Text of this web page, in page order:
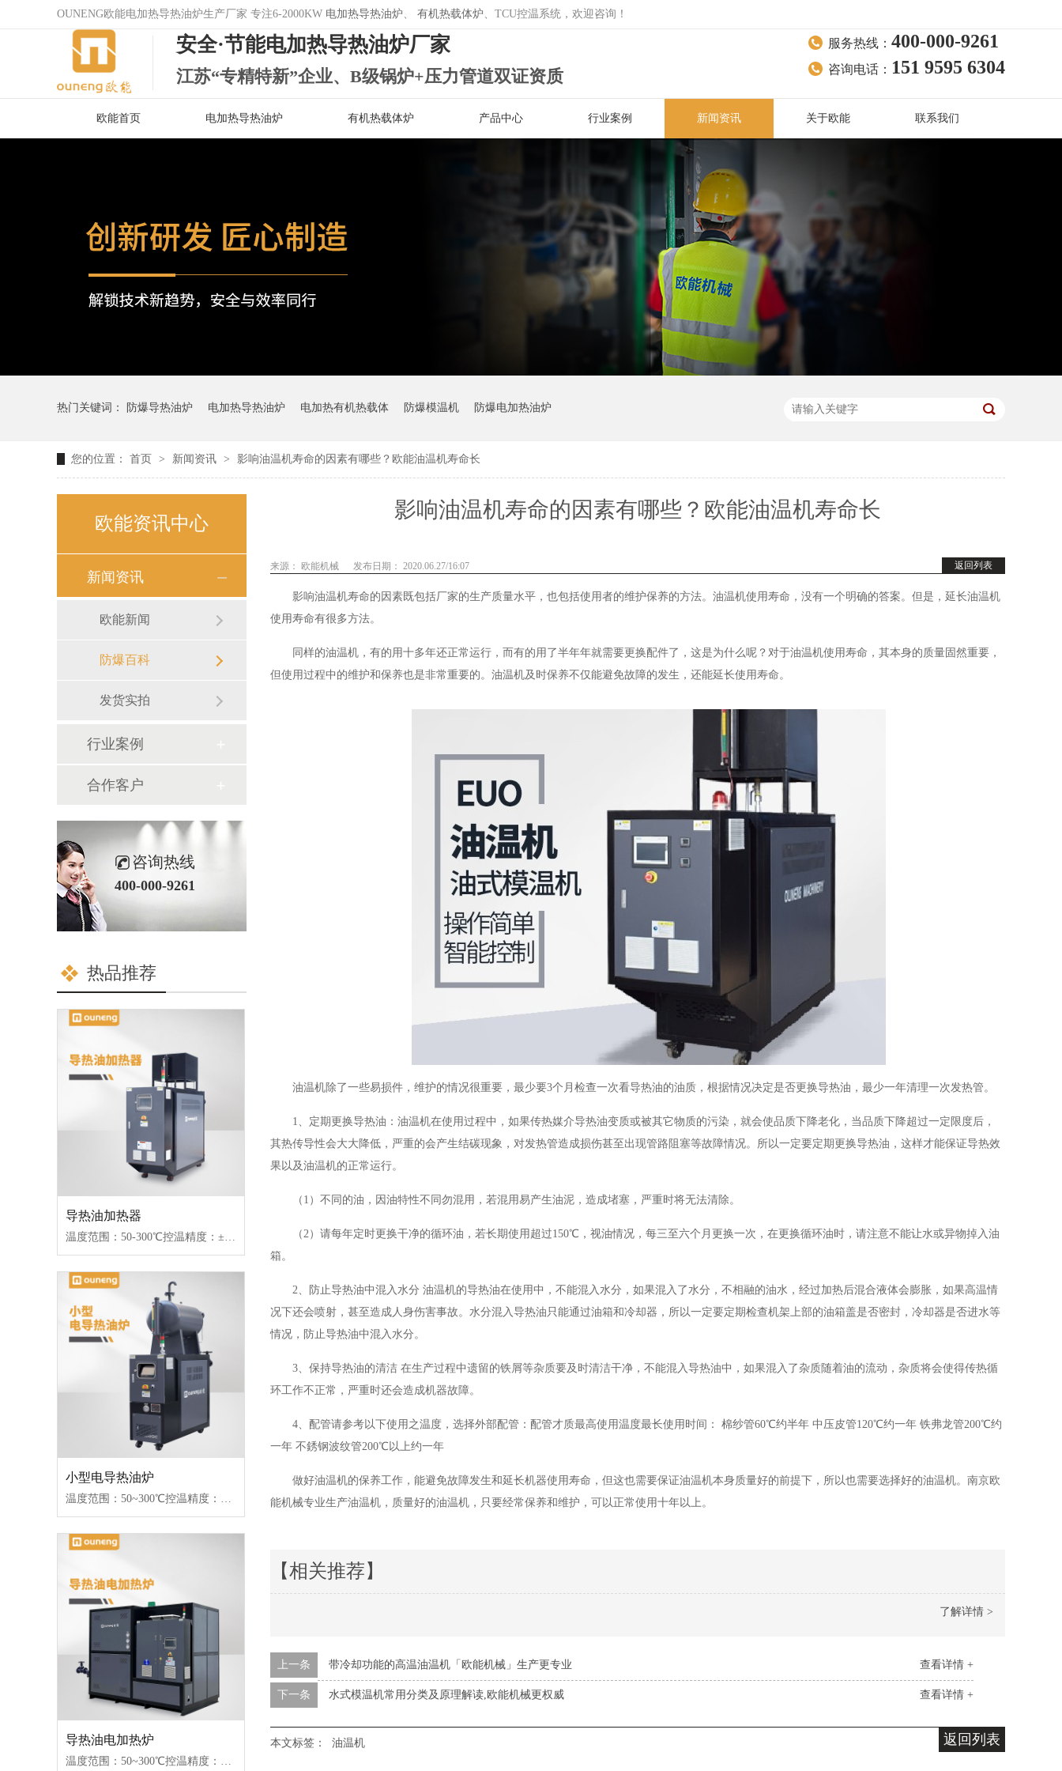
OUNENG欧能电加热导热油炉生产厂家 专注6-2000KW 电加热导热油炉 、 有机热载体炉 、TCU控温系统，欢迎咨询！
安全·节能电加热导热油炉厂家
江苏“专精特新”企业、B级锅炉+压力管道双证资质
服务热线： 400-000-9261
咨询电话： 151 9595 6304
欧能首页 电加热导热油炉 有机热载体炉 产品中心 行业案例 新闻资讯 关于欧能 联系我们
热门关键词： 防爆导热油炉 电加热导热油炉 电加热有机热载体 防爆模温机 防爆电加热油炉
您的位置： 首页 > 新闻资讯 > 影响油温机寿命的因素有哪些？欧能油温机寿命长
影响油温机寿命的因素有哪些？欧能油温机寿命长
返回列表
来源： 欧能机械 发布日期： 2020.06.27/16:07
影响油温机寿命的因素既包括厂家的生产质量水平，也包括使用者的维护保养的方法。油温机使用寿命，没有一个明确的答案。但是，延长油温机
使用寿命有很多方法。
同样的油温机，有的用十多年还正常运行，而有的用了半年年就需要更换配件了，这是为什么呢？对于油温机使用寿命，其本身的质量固然重要，
但使用过程中的维护和保养也是非常重要的。油温机及时保养不仅能避免故障的发生，还能延长使用寿命。
油温机除了一些易损件，维护的情况很重要，最少要3个月检查一次看导热油的油质，根据情况决定是否更换导热油，最少一年清理一次发热管。
1、定期更换导热油：油温机在使用过程中，如果传热媒介导热油变质或被其它物质的污染，就会使品质下降老化，当品质下降超过一定限度后，
其热传导性会大大降低，严重的会产生结碳现象，对发热管造成损伤甚至出现管路阻塞等故障情况。所以一定要定期更换导热油，这样才能保证导热效
果以及油温机的正常运行。
（1）不同的油，因油特性不同勿混用，若混用易产生油泥，造成堵塞，严重时将无法清除。
（2）请每年定时更换干净的循环油，若长期使用超过150℃，视油情况，每三至六个月更换一次，在更换循环油时，请注意不能让水或异物掉入油
箱。
2、防止导热油中混入水分 油温机的导热油在使用中，不能混入水分，如果混入了水分，不相融的油水，经过加热后混合液体会膨胀，如果高温情
况下还会喷射，甚至造成人身伤害事故。水分混入导热油只能通过油箱和冷却器，所以一定要定期检查机架上部的油箱盖是否密封，冷却器是否进水等
情况，防止导热油中混入水分。
3、保持导热油的清洁 在生产过程中遗留的铁屑等杂质要及时清洁干净，不能混入导热油中，如果混入了杂质随着油的流动，杂质将会使得传热循
环工作不正常，严重时还会造成机器故障。
4、配管请参考以下使用之温度，选择外部配管：配管才质最高使用温度最长使用时间： 棉纱管60℃约半年 中压皮管120℃约一年 铁弗龙管200℃约
一年 不銹钢波纹管200℃以上约一年
做好油温机的保养工作，能避免故障发生和延长机器使用寿命，但这也需要保证油温机本身质量好的前提下，所以也需要选择好的油温机。南京欧
能机械专业生产油温机，质量好的油温机，只要经常保养和维护，可以正常使用十年以上。
【相关推荐】
了解详情 >
查看详情 +
上一条 带冷却功能的高温油温机「欧能机械」生产更专业
查看详情 +
下一条 水式模温机常用分类及原理解读,欧能机械更权威
返回列表
本文标签： 油温机
欧能资讯中心
新闻资讯
欧能新闻
防爆百科
发货实拍
行业案例
合作客户
咨询热线
400-000-9261
热品推荐
导热油加热器
小型电导热油炉
温度范围：50~300℃控温精度：±1℃加热功率：18~96kW控制类型：固态继电器/可控硅
导热油电加热炉